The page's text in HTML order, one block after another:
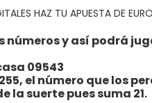
HAZ TU APUESTA DE
números y así podrá
09543
el número que los
la suerte pues suma 21.